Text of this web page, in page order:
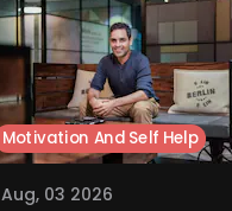
Aug, 03 2026
Motivation And Self Help